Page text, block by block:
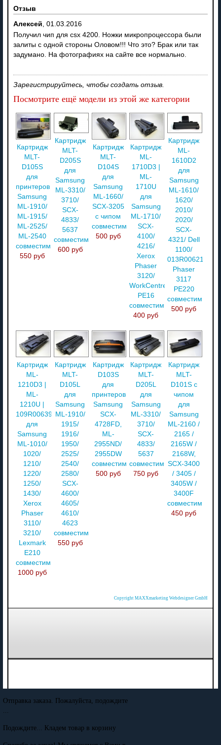
Отзыв
Алексей 01.03.2016
Получил чип для csx 4200. Ножки микропроцессора были
залиты с одной стороны Оловом!!! Что это? Брак или так
задумано. На фотографиях на сайте все нормально.
Зарегистрируйтесь, чтобы создать отзыв.
Посмотрите ещё модели из этой же категории
Картридж
MLT-
D105S
для
принтеров
Samsung
ML-1910/
ML-1915/
ML-2525/
ML-2540
совместимый
550 руб
Картридж
MLT-
D205S
для
Samsung
ML-3310/
3710/
SCX-
4833/
5637
совместимый
600 руб
Картридж
MLT-
D104S
для
Samsung
ML-1660/
SCX-3205
с чипом
совместимый
500 руб
Картридж
ML-
1710D3 |
ML-
1710U
для
Samsung
ML-1710/
SCX-
4100/
4216/
Xerox
Phaser
3120/
WorkCentre
PE16
совместимый
400 руб
Картридж
ML-
1610D2
для
Samsung
ML-1610/
1620/
2010/
2020/
SCX-
4321/ Dell
1100/
013R00621
Phaser
3117
PE220
совместимый
500 руб
Картридж
ML-
1210D3 |
ML-
1210U |
109R00639
для
Samsung
ML-1010/
1020/
1210/
1220/
1250/
1430/
Xerox
Phaser
3110/
3210/
Lexmark
E210
совместимый
1000 руб
Картридж
MLT-
D105L
для
Samsung
ML-1910/
1915/
1916/
1950/
2525/
2540/
2580/
SCX-
4600/
4605/
4610/
4623
совместимый
550 руб
Картридж
D103S
для
принтеров
Samsung
SCX-
4728FD,
ML-
2955ND/
2955DW
совместимый
500 руб
Картридж
MLT-
D205L
для
Samsung
ML-3310/
3710/
SCX-
4833/
5637
совместимый
750 руб
Картридж
MLT-
D101S с
чипом
для
Samsung
ML-2160 /
2165 /
2165W /
2168W,
SCX-3400
/ 3405 /
3405W /
3400F
совместимый
450 руб
Copyright MAXXmarketing Webdesigner GmbH
Отправка заказа. Пожалуйста, подождите
Подождите... Кладем товар в корзину